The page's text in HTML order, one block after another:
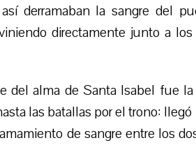
derramaban la sangre del
directamente junto a
del alma de Santa Isabel fue
las batallas por el trono:
de sangre entre los